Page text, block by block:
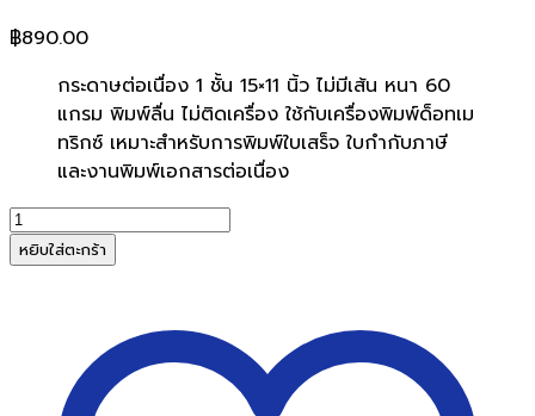
฿890.00
กระดาษต่อเนื่อง 1 ชั้น 15×11 นิ้ว ไม่มีเส้น หนา 60
แกรม พิมพ์ลื่น ไม่ติดเครื่อง ใช้กับเครื่องพิมพ์ด็อทเม
ทริกซ์ เหมาะสำหรับการพิมพ์ใบเสร็จ ใบกำกับภาษี
และงานพิมพ์เอกสารต่อเนื่อง
จำนวน
กระดาษ
ต่อ
หยิบใส่ตะกร้า